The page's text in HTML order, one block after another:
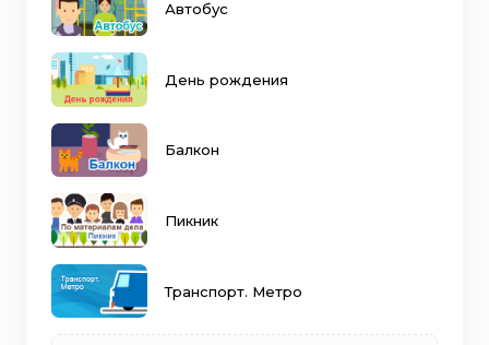
Автобус
День рождения
Балкон
Пикник
Транспорт. Метро